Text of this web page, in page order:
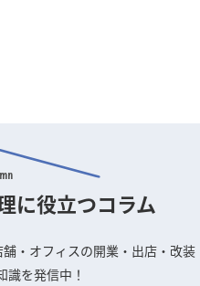
に役立つコラム
・オフィスの開業・出店・改装
識を発信中！